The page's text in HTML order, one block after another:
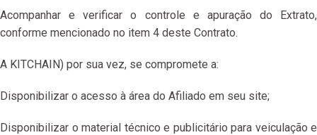
Acompanhar e verificar o controle e apuração do Extrato,
conforme mencionado no item 4 deste Contrato.
A KITCHAIN) por sua vez, se compromete a:
Disponibilizar o acesso à área do Afiliado em seu site;
Disponibilizar o material técnico e publicitário para veiculação e